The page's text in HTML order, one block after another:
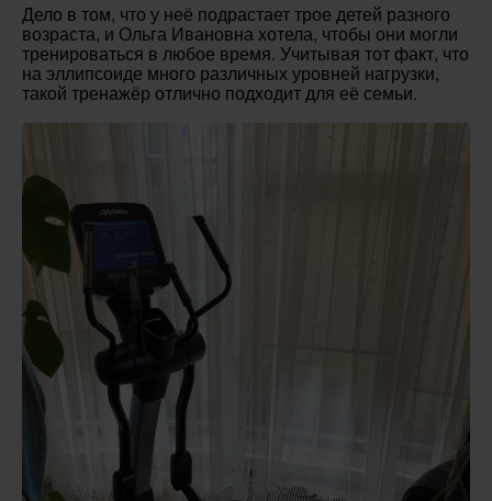
Дело в том, что у неё подрастает трое детей разного
возраста, и Ольга Ивановна хотела, чтобы они могли
тренироваться в любое время. Учитывая тот факт, что
на эллипсоиде много различных уровней нагрузки,
такой тренажёр отлично подходит для её семьи.